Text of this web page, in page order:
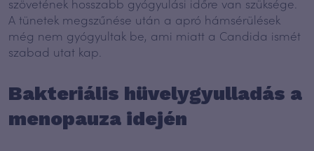
szövetének hosszabb gyógyulási időre van szüksége.
A tünetek megszűnése után a apró hámsérülések
még nem gyógyultak be, ami miatt a Candida ismét
szabad utat kap.
Bakteriális hüvelygyulladás a
menopauza idején